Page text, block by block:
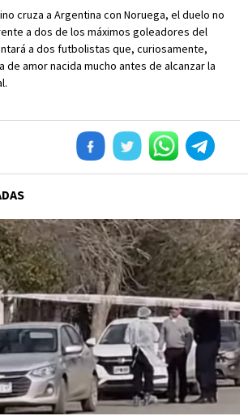
cruza a Argentina con Noruega, el duelo no
a dos de los máximos goleadores del
a dos futbolistas que, curiosamente,
de amor nacida mucho antes de alcanzar la